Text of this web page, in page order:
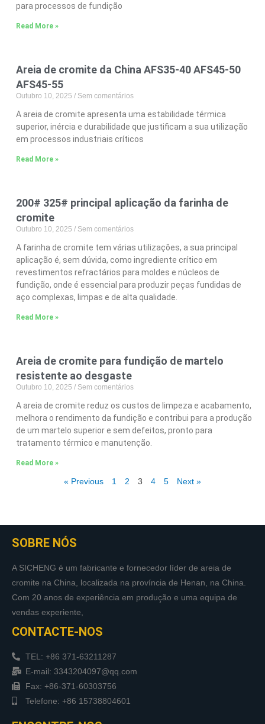
para processos de fundição
Read More »
Areia de cromite da China AFS35-40 AFS45-50
AFS45-55
Outubro 10, 2025 Sem comentários
A areia de cromite apresenta uma estabilidade térmica
superior, inércia e durabilidade que justificam a sua utilização
em processos industriais críticos
Read More »
200# 325# principal aplicação da farinha de
cromite
Outubro 10, 2025 Sem comentários
A farinha de cromite tem várias utilizações, a sua principal
aplicação é, sem dúvida, como ingrediente crítico em
revestimentos refractários para moldes e núcleos de
fundição, onde é essencial para produzir peças fundidas de
aço complexas, limpas e de alta qualidade.
Read More »
Areia de cromite para fundição de martelo
resistente ao desgaste
Outubro 10, 2025 Sem comentários
A areia de cromite reduz os custos de limpeza e acabamento,
melhora o rendimento da fundição e contribui para a produção
de um martelo superior e sem defeitos, pronto para
tratamento térmico e manutenção.
Read More »
« Previous 1 2 3 4 5 Next »
SOBRE NÓS
A SICHENG é um fabricante e fornecedor líder de areia de
cromite na China, localizada na província de Henan, na China.
Com 20 anos de experiência em produção e uma equipa de
vendas experiente,
CONTACTE-NOS
TEL: +86 371-63211287
E-mail: 3343204097@qq.com
Fax: +86-371-60303756
Telefone: +86 15738804601